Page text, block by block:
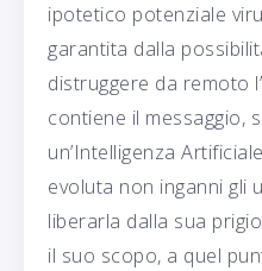
ipotetico potenziale
garantita dalla
distruggere da remoto
contiene il messaggio,
un’Intelligenza
evoluta non inganni gli
liberarla dalla sua
il suo scopo, a quel